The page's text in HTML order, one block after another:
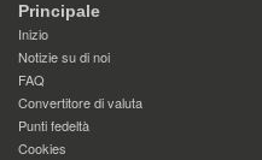
Principale
Inizio
Notizie su di noi
FAQ
Convertitore di valuta
Punti fedeltà
Cookies